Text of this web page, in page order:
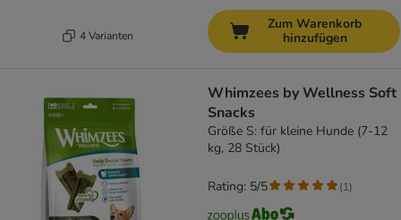
4 Varianten
Zum Warenkorb
hinzufügen
Whimzees by Wellness Soft
Snacks
Größe S: für kleine Hunde (7-12
kg, 28 Stück)
Rating: 5/5 (1)